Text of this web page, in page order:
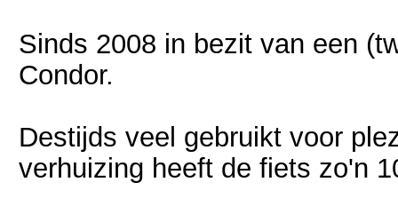
Sinds 2008 in bezit van een
Condor.
Destijds veel gebruikt voor
verhuizing heeft de fiets zo'n